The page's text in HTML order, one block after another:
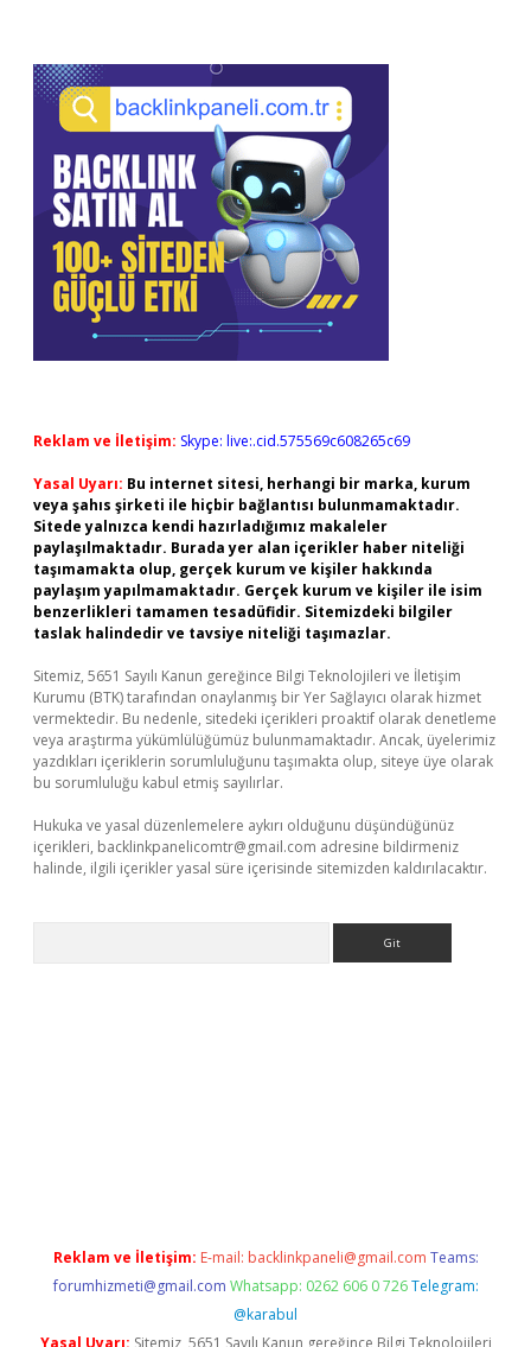
Reklam ve İletişim: Skype: live:.cid.575569c608265c69
Yasal Uyarı: Bu internet sitesi, herhangi bir marka, kurum
veya şahıs şirketi ile hiçbir bağlantısı bulunmamaktadır.
Sitede yalnızca kendi hazırladığımız makaleler
paylaşılmaktadır. Burada yer alan içerikler haber niteliği
taşımamakta olup, gerçek kurum ve kişiler hakkında
paylaşım yapılmamaktadır. Gerçek kurum ve kişiler ile isim
benzerlikleri tamamen tesadüfidir. Sitemizdeki bilgiler
taslak halindedir ve tavsiye niteliği taşımazlar.
Sitemiz, 5651 Sayılı Kanun gereğince Bilgi Teknolojileri ve İletişim
Kurumu (BTK) tarafından onaylanmış bir Yer Sağlayıcı olarak hizmet
vermektedir. Bu nedenle, sitedeki içerikleri proaktif olarak denetleme
veya araştırma yükümlülüğümüz bulunmamaktadır. Ancak, üyelerimiz
yazdıkları içeriklerin sorumluluğunu taşımakta olup, siteye üye olarak
bu sorumluluğu kabul etmiş sayılırlar.
Hukuka ve yasal düzenlemelere aykırı olduğunu düşündüğünüz
içerikleri, backlinkpanelicomtr@gmail.com adresine bildirmeniz
halinde, ilgili içerikler yasal süre içerisinde sitemizden kaldırılacaktır.
Reklam ve İletişim: E-mail: backlinkpaneli@gmail.com Teams:
forumhizmeti@gmail.com Whatsapp: 0262 606 0 726 Telegram:
@karabul
Yasal Uyarı: Sitemiz, 5651 Sayılı Kanun gereğince Bilgi Teknolojileri